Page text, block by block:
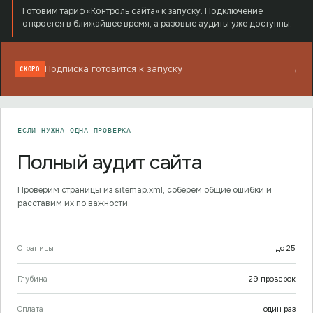
Готовим тариф «Контроль сайта» к запуску. Подключение
откроется в ближайшее время, а разовые аудиты уже доступны.
СКОРО Подписка готовится к запуску →
ЕСЛИ НУЖНА ОДНА ПРОВЕРКА
Полный аудит сайта
Проверим страницы из sitemap.xml, соберём общие ошибки и
расставим их по важности.
Страницы до 25
Глубина 29 проверок
Оплата один раз